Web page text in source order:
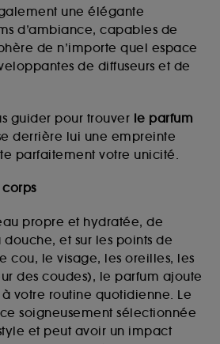
une élégante
d’ambiance, capables de
de n’importe quel espace
de diffuseurs et de
guider pour trouver le parfum
derrière lui une empreinte
parfaitement votre unicité.
propre et hydratée, de
et sur les points de
cou, le visage, les oreilles, les
des coudes), le parfum ajoute
votre routine quotidienne. Le
soigneusement sélectionnée
et peut avoir un impact
des publicités, y compris sur des
réseaux sociaux, sur la base
avez consultées, de votre
l'historique de vos interactions.
performance.
des paiements en ligne :
de paiement et les
:il s’agit de cookies
et/ou la fourniture de
du site, tel que les
qui sont utilisés afin de
de l’authentification
permettant d’accéder à votre
prochaine visite sur le site
votre identifiant et mot de